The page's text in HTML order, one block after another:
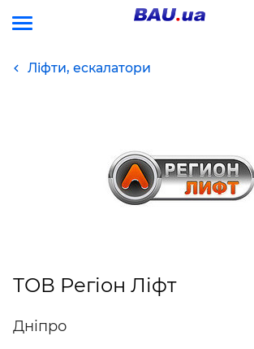
Ліфти, ескалатори
ТОВ Регіон Ліфт
Дніпро